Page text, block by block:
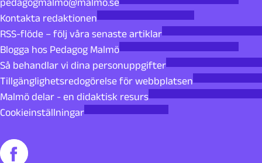
pedagogmalmo@malmo.se
Kontakta redaktionen
RSS-flöde – följ våra senaste artiklar
Blogga hos Pedagog Malmö
Så behandlar vi dina personuppgifter
Tillgänglighetsredogörelse för webbplatsen
Malmö delar - en didaktisk resurs
Cookieinställningar